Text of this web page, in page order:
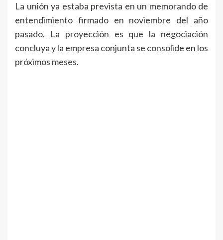
La unión ya estaba prevista en un memorando de
entendimiento firmado en noviembre del año
pasado. La proyección es que la negociación
concluya y la empresa conjunta se consolide en los
próximos meses.